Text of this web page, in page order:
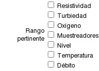
Rango
pertinente
Resistividad
Turbiedad
Oxígeno
Muestreadores
Nivel
Temperatura
Débito